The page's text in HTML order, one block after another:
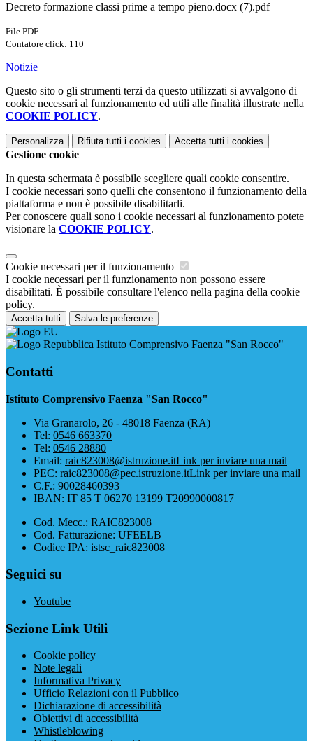
Decreto formazione classi prime a tempo pieno.docx (7).pdf
File PDF
Contatore click: 110
Notizie
Questo sito o gli strumenti terzi da questo utilizzati si avvalgono di
cookie necessari al funzionamento ed utili alle finalità illustrate nella
COOKIE POLICY.
Personalizza Rifiuta tutti i cookies Accetta tutti i cookies
Gestione cookie
In questa schermata è possibile scegliere quali cookie consentire.
I cookie necessari sono quelli che consentono il funzionamento della
piattaforma e non è possibile disabilitarli.
Per conoscere quali sono i cookie necessari al funzionamento potete
visionare la COOKIE POLICY.
Cookie necessari per il funzionamento
I cookie necessari per il funzionamento non possono essere
disabilitati. È possibile consultare l'elenco nella pagina della cookie
policy.
Accetta tutti Salva le preferenze
Istituto Comprensivo Faenza "San Rocco"
Contatti
Istituto Comprensivo Faenza "San Rocco"
Via Granarolo, 26 - 48018 Faenza (RA)
Tel: 0546 663370
Tel: 0546 28880
Email: raic823008@istruzione.itLink per inviare una mail
PEC: raic823008@pec.istruzione.itLink per inviare una mail
C.F.: 90028460393
IBAN: IT 85 T 06270 13199 T20990000817
Cod. Mecc.: RAIC823008
Cod. Fatturazione: UFEELB
Codice IPA: istsc_raic823008
Seguici su
Youtube
Sezione Link Utili
Cookie policy
Note legali
Informativa Privacy
Ufficio Relazioni con il Pubblico
Dichiarazione di accessibilità
Obiettivi di accessibilità
Whistleblowing